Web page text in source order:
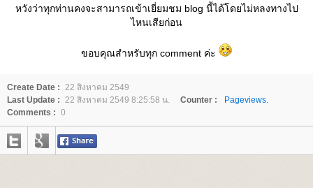
หวังว่าทุกท่านคงจะสามารถเข้าเยี่ยมชม blog นี้ได้โดยไม่หลงทางไป
ไหนเสียก่อน
ขอบคุณสำหรับทุก comment ค่ะ
Create Date :
22 สิงหาคม 2549
Last Update :
22 สิงหาคม 2549 8:25:58 น. Counter :
Pageviews.
Comments : 0